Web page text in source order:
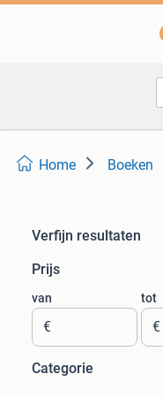
Home Boeken
Verfijn resultaten
Prijs
van
€
tot
€
Categorie